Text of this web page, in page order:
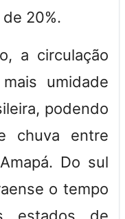
20%.
a circulação
umidade
podendo
chuva entre
. Do sul
o tempo